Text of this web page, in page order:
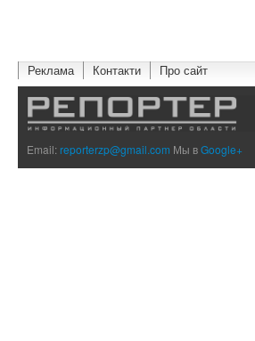
Реклама Контакти Про сайт
Email:reporterzp@gmail.com Мы вGoogle+